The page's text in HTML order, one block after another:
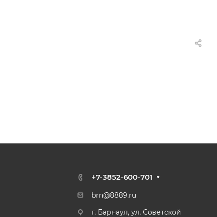
+7-3852-600-701
brn@8889.ru
г. Барнаул, ул. Советской